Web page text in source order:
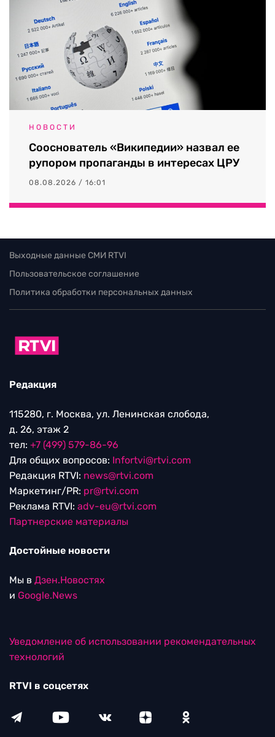
НОВОСТИ
Сооснователь «Википедии» назвал ее
рупором пропаганды в интересах ЦРУ
08.08.2026 / 16:01
Выходные данные СМИ RTVI
Пользовательское соглашение
Политика обработки персональных данных
Редакция
115280, г. Москва, ул. Ленинская слобода,
д. 26, этаж 2
тел: +7 (499) 579-86-96
Для общих вопросов: Infortvi@rtvi.com
Редакция RTVI: news@rtvi.com
Маркетинг/PR: pr@rtvi.com
Реклама RTVI: adv-eu@rtvi.com
Партнерские материалы
Достойные новости
Мы в Дзен.Новостях
и Google.News
Уведомление об использовании рекомендательных
технологий
RTVI в соцсетях